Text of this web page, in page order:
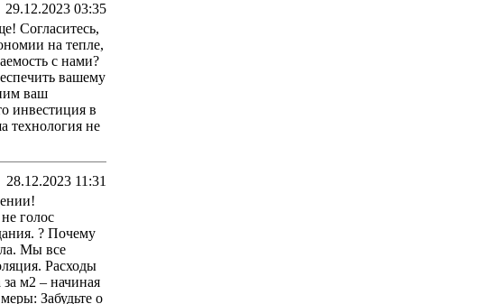
29.12.2023 03:35
Согласитесь,
на тепле,
с нами?
вашему
ваш
инвестиция в
технология не
28.12.2023 11:31
голос
? Почему
Мы все
Расходы
м2 – начиная
Забудьте о